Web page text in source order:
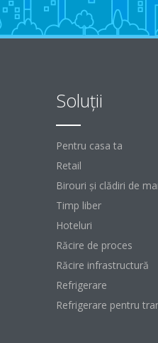
Soluţii
Pentru casa ta
Retail
Birouri şi clădiri de
Timp liber
Hoteluri
Răcire de proces
Răcire infrastructură
Refrigerare
Refrigerare pentru